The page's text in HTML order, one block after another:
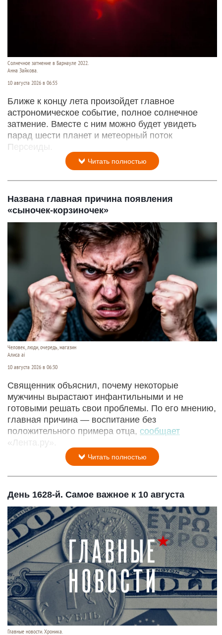
Солнечное затмение в Барнауле 2022.
Анна Зайкова.
10 августа 2026 в 06:55
Ближе к концу лета произойдет главное
астрономическое событие, полное солнечное
затмение. Вместе с ним можно будет увидеть
парад шести планет и метеорный поток
Персеиды.
Читать полностью
Названа главная причина появления
«сыночек-корзиночек»
Человек, люди, очередь, магазин
Алиса ai
10 августа 2026 в 06:30
Священник объяснил, почему некоторые
мужчины вырастают инфантильными и не
готовыми решать свои проблемы. По его мнению,
главная причина — воспитание без
положительного примера отца, сообщает
«Лента.ру».
Читать полностью
День 1628-й. Самое важное к 10 августа
Главные новости. Хроника.